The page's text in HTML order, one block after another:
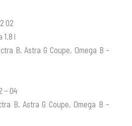
02
1.8 l
B, Astra G Coupe, Omega B -
– 04
B, Astra G Coupe, Omega B -